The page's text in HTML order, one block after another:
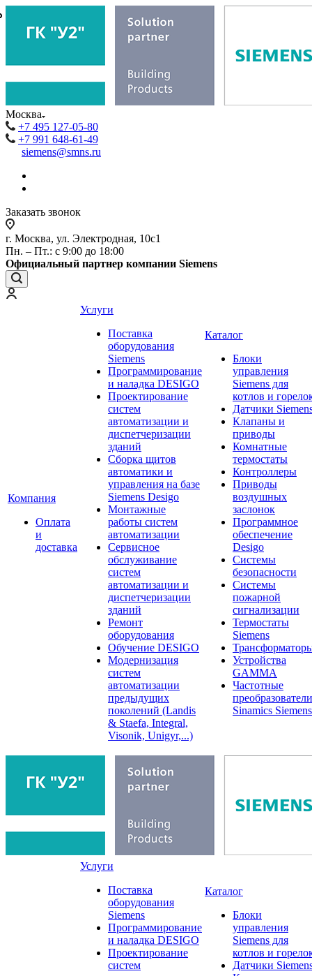
Москва
+7 495 127-05-80
+7 991 648-61-49
siemens@smns.ru
Заказать звонок
г. Москва, ул. Электродная, 10с1
Пн. – Пт.: с 9:00 до 18:00
Официальный партнер компании Siemens
Компания
Оплата
и
доставка
Услуги
Поставка
оборудования
Siemens
Программирование
и наладка DESIGO
Проектирование
систем
автоматизации и
диспетчеризации
зданий
Сборка щитов
автоматики и
управления на базе
Siemens Desigo
Монтажные
работы систем
автоматизации
Сервисное
обслуживание
систем
автоматизации и
диспетчеризации
зданий
Ремонт
оборудования
Обучение DESIGO
Модернизация
систем
автоматизации
предыдущих
поколений (Landis
& Staefa, Integral,
Visonik, Unigyr,...)
Каталог
Блоки
управления
Siemens для
котлов и
Датчики
Клапаны и
приводы
Комнатные
термостаты
Контроллеры
Приводы
воздушных
заслонок
Программное
обеспечение
Desigo
Системы
безопасности
Системы
пожарной
сигнализации
Термостаты
Siemens
Устройства
GAMMA
Частотные
преобразователи
Sinamics Siemens
Услуги
Поставка
оборудования
Siemens
Программирование
и наладка DESIGO
Проектирование
систем
Каталог
Блоки
управления
Siemens для
котлов и
Датчики